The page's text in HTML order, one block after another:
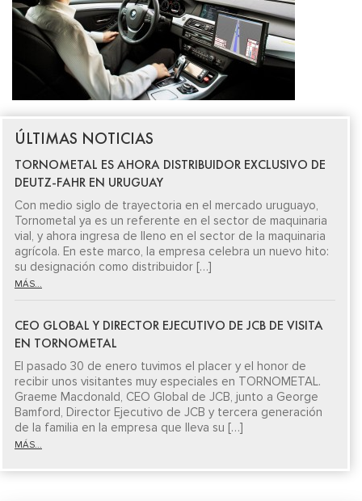
ÚLTIMAS NOTICIAS
TORNOMETAL ES AHORA DISTRIBUIDOR EXCLUSIVO DE
DEUTZ-FAHR EN URUGUAY
Con medio siglo de trayectoria en el mercado uruguayo,
Tornometal ya es un referente en el sector de maquinaria
vial, y ahora ingresa de lleno en el sector de la maquinaria
agrícola. En este marco, la empresa celebra un nuevo hito:
su designación como distribuidor […]
MÁS...
CEO GLOBAL Y DIRECTOR EJECUTIVO DE JCB DE VISITA
EN TORNOMETAL
El pasado 30 de enero tuvimos el placer y el honor de
recibir unos visitantes muy especiales en TORNOMETAL.
Graeme Macdonald, CEO Global de JCB, junto a George
Bamford, Director Ejecutivo de JCB y tercera generación
de la familia en la empresa que lleva su […]
MÁS...